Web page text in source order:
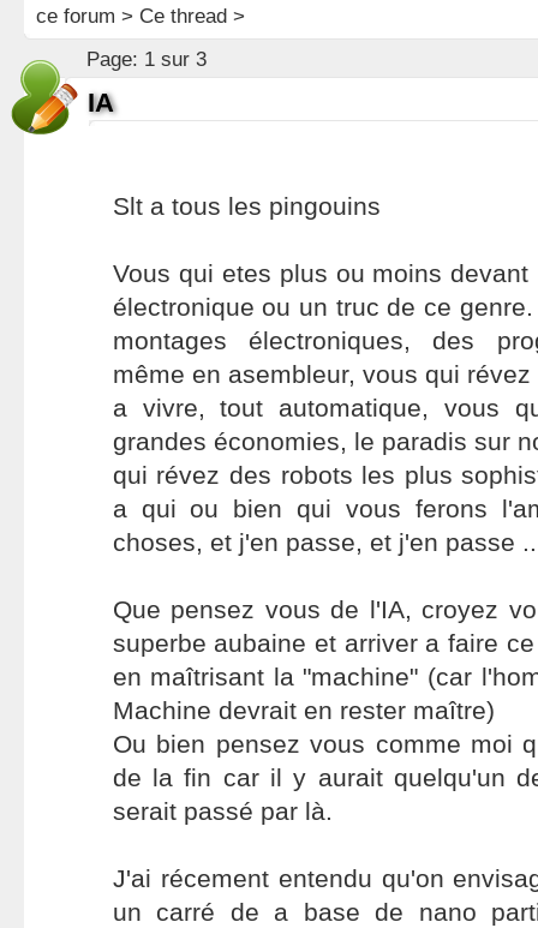
ce forum > Ce thread >
Page: 1 sur 3
IA
Slt a tous les pingouins
Vous qui etes plus ou moins
électronique ou un truc de ce
montages électroniques, des
même en asembleur, vous qui
a vivre, tout automatique, vous
grandes économies, le paradis sur
qui révez des robots les plus
a qui ou bien qui vous ferons
choses, et j'en passe, et j'en passe
Que pensez vous de l'IA, croyez
superbe aubaine et arriver a faire
en maîtrisant la "machine" (car
Machine devrait en rester maître)
Ou bien pensez vous comme moi
de la fin car il y aurait quelqu'un
serait passé par là.
J'ai récement entendu qu'on
un carré de a base de nano